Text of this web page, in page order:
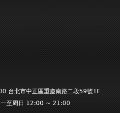
台北市中正區重慶南路二段59號1F
一至周日 12:00 ~ 21:00